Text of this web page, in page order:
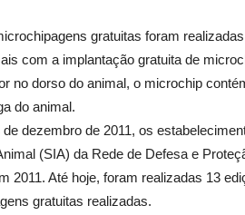
gratuitas foram
com a implantação gratuita de
no dorso do animal, o microchip
do animal.
de dezembro de 2011, os
(SIA) da Rede de Defesa e
2011. Até hoje, foram realizadas 13
gratuitas realizadas.